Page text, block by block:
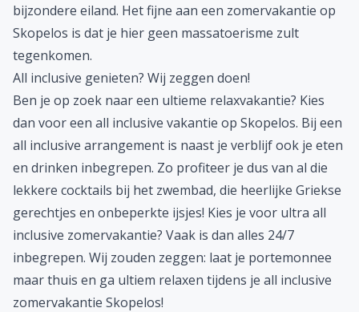
bijzondere eiland. Het fijne aan een zomervakantie op
Skopelos is dat je hier geen massatoerisme zult
tegenkomen.
All inclusive genieten? Wij zeggen doen!
Ben je op zoek naar een ultieme relaxvakantie? Kies
dan voor een all inclusive vakantie op Skopelos. Bij een
all inclusive arrangement is naast je verblijf ook je eten
en drinken inbegrepen. Zo profiteer je dus van al die
lekkere cocktails bij het zwembad, die heerlijke Griekse
gerechtjes en onbeperkte ijsjes! Kies je voor ultra all
inclusive zomervakantie? Vaak is dan alles 24/7
inbegrepen. Wij zouden zeggen: laat je portemonnee
maar thuis en ga ultiem relaxen tijdens je all inclusive
zomervakantie Skopelos!